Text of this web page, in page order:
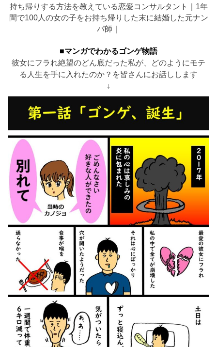
持ち帰りする方法を教えている恋愛コンサルタント｜1年
間で100人の女の子をお持ち帰りした末に結婚した元ナン
パ師｜
■マンガでわかるゴンゲ物語
彼女にフラれ絶望のどん底だった私が、どのようにモテ
る人生を手に入れたのか？を皆さんにお話しします
↓